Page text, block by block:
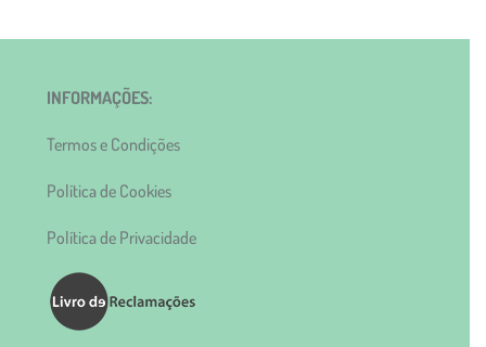
INFORMAÇÕES:
Termos e Condições
Política de Cookies
Política de Privacidade